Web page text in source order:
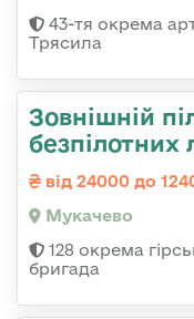
43-тя окрема
Трясила
Зовнішній
безпілотних
від 24000 до
Мукачево
128 окрема
бригада